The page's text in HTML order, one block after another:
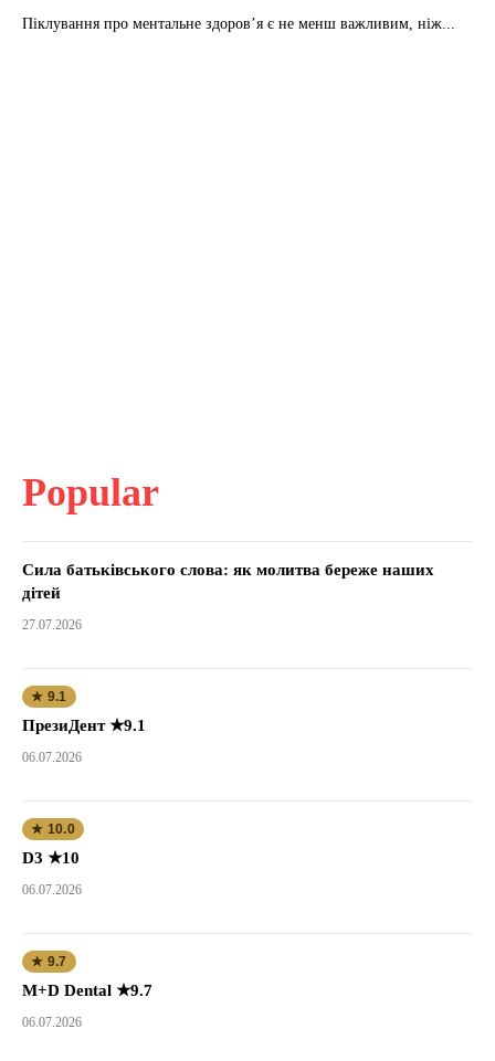
Піклування про ментальне здоров’я є не менш важливим, ніж...
Popular
Сила батьківського слова: як молитва береже наших
дітей
27.07.2026
★ 9.1
ПрезиДент ★9.1
06.07.2026
★ 10.0
D3 ★10
06.07.2026
★ 9.7
M+D Dental ★9.7
06.07.2026